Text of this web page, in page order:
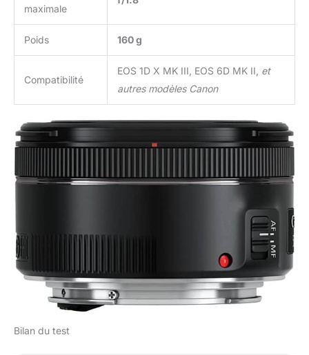
maximale
Poids 160 g
Compatibilité
EOS 1D X MK III, EOS 6D MK II, et
autres modèles Canon
Bilan du test